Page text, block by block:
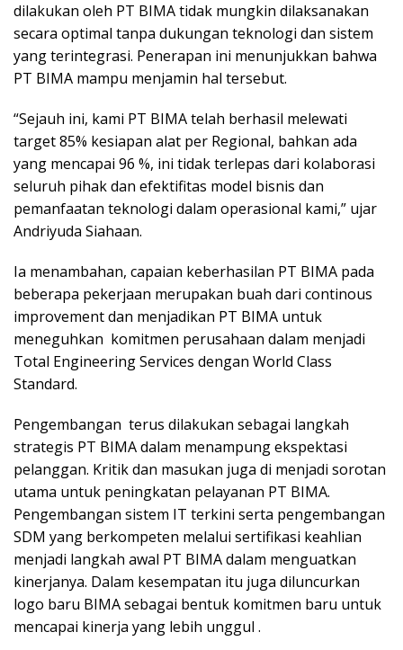
dilakukan oleh PT BIMA tidak mungkin dilaksanakan
secara optimal tanpa dukungan teknologi dan sistem
yang terintegrasi. Penerapan ini menunjukkan bahwa
PT BIMA mampu menjamin hal tersebut.
“Sejauh ini, kami PT BIMA telah berhasil melewati
target 85% kesiapan alat per Regional, bahkan ada
yang mencapai 96 %, ini tidak terlepas dari kolaborasi
seluruh pihak dan efektifitas model bisnis dan
pemanfaatan teknologi dalam operasional kami,” ujar
Andriyuda Siahaan.
Ia menambahan, capaian keberhasilan PT BIMA pada
beberapa pekerjaan merupakan buah dari continous
improvement dan menjadikan PT BIMA untuk
meneguhkan komitmen perusahaan dalam menjadi
Total Engineering Services dengan World Class
Standard.
Pengembangan terus dilakukan sebagai langkah
strategis PT BIMA dalam menampung ekspektasi
pelanggan. Kritik dan masukan juga di menjadi sorotan
utama untuk peningkatan pelayanan PT BIMA.
Pengembangan sistem IT terkini serta pengembangan
SDM yang berkompeten melalui sertifikasi keahlian
menjadi langkah awal PT BIMA dalam menguatkan
kinerjanya. Dalam kesempatan itu juga diluncurkan
logo baru BIMA sebagai bentuk komitmen baru untuk
mencapai kinerja yang lebih unggul .